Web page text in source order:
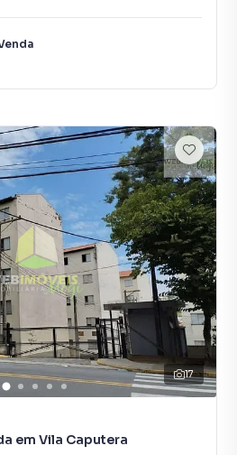
17
em Vila Caputera